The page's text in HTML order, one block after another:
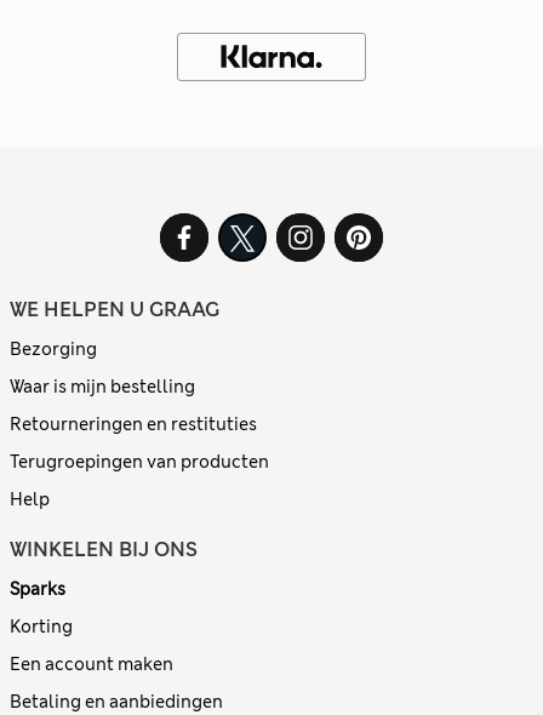
WE HELPEN U GRAAG
Bezorging
Waar is mijn bestelling
Retourneringen en restituties
Terugroepingen van producten
Help
WINKELEN BIJ ONS
Sparks
Korting
Een account maken
Betaling en aanbiedingen